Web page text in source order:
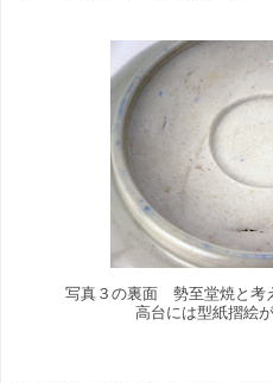
写真３の裏面 勢至堂焼と考
高台には型紙摺絵